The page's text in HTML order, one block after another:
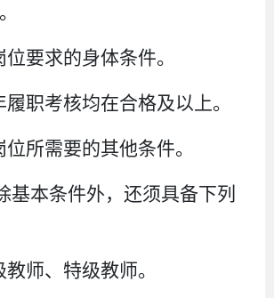
要求的身体条件。
履职考核均在合格及以上。
位所需要的其他条件。
基本条件外，还须具备下列
教师、特级教师。